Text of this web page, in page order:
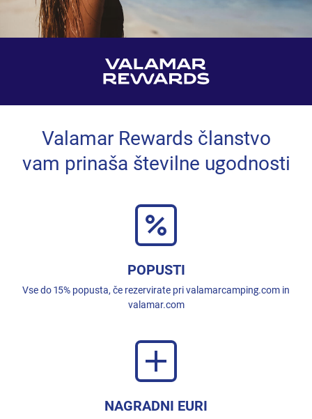
Valamar Rewards članstvo
vam prinaša številne ugodnosti
POPUSTI
Vse do 15% popusta, če rezervirate pri valamarcamping.com in
valamar.com
NAGRADNI EURI